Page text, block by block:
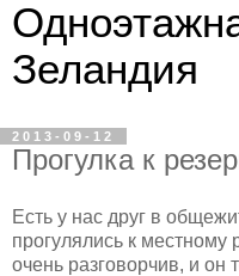
Зеландия
2013-09-12
Прогулка к
Есть у нас друг в
прогулялись к
очень разговорчив, и он